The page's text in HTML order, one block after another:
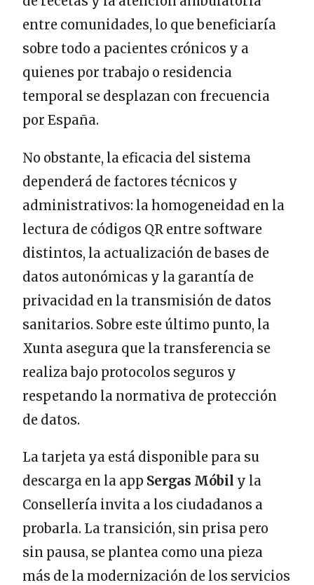
entre comunidades, lo que beneficiaría
sobre todo a pacientes crónicos y a
quienes por trabajo o residencia
temporal se desplazan con frecuencia
por España.
No obstante, la eficacia del sistema
dependerá de factores técnicos y
administrativos: la homogeneidad en la
lectura de códigos QR entre software
distintos, la actualización de bases de
datos autonómicas y la garantía de
privacidad en la transmisión de datos
sanitarios. Sobre este último punto, la
Xunta asegura que la transferencia se
realiza bajo protocolos seguros y
respetando la normativa de protección
de datos.
La tarjeta ya está disponible para su
descarga en la app Sergas Móbil y la
Consellería invita a los ciudadanos a
probarla. La transición, sin prisa pero
sin pausa, se plantea como una pieza
más de la modernización de los servicios